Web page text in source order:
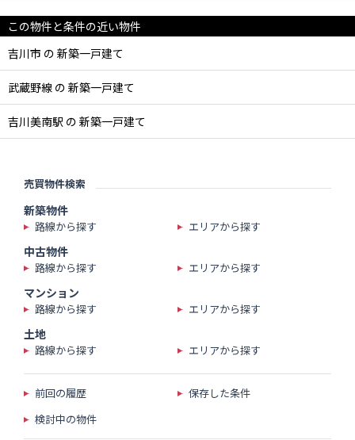
この物件と条件の近い物件
吉川市 の 新築一戸建て
武蔵野線 の 新築一戸建て
吉川美南駅 の 新築一戸建て
売買物件検索
新築物件
路線から探す エリアから探す
中古物件
路線から探す エリアから探す
マンション
路線から探す エリアから探す
土地
路線から探す エリアから探す
前回の履歴
保存した条件
検討中の物件